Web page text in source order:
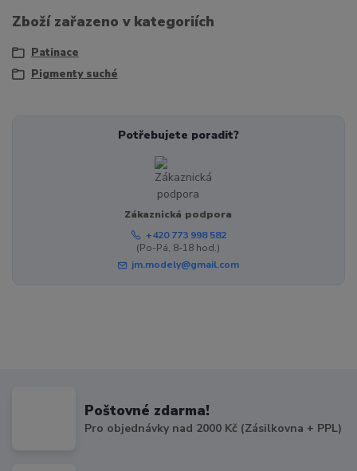
Zboží zařazeno v kategoriích
Patinace
Pigmenty suché
Potřebujete poradit?
Zákaznická podpora
+420 773 998 582
(Po-Pá, 8-18 hod.)
jm.modely@gmail.com
Poštovné zdarma!
Pro objednávky nad 2000 Kč (Zásilkovna + PPL)